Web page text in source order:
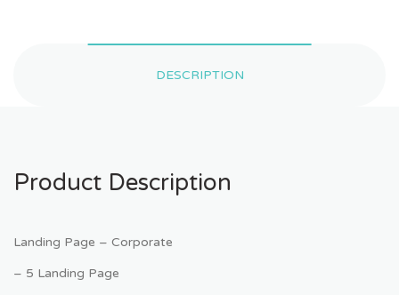
DESCRIPTION
Product Description
Landing Page – Corporate
– 5 Landing Page